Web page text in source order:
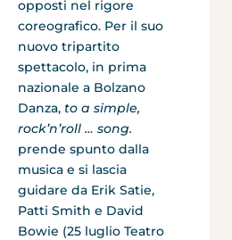
opposti nel rigore
coreografico. Per il suo
nuovo tripartito
spettacolo, in prima
nazionale a Bolzano
Danza, to a simple,
rock’n’roll … song.
prende spunto dalla
musica e si lascia
guidare da Erik Satie,
Patti Smith e David
Bowie (25 luglio Teatro